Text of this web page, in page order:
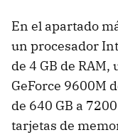
En el apartado
un procesador
de 4 GB de RAM,
GeForce 9600M
de 640 GB a
tarjetas de